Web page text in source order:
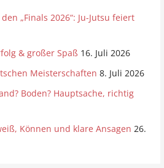
„Finals 2026“: Ju-Jutsu feiert
& großer Spaß 16. Juli 2026
Meisterschaften 8. Juli 2026
Boden? Hauptsache, richtig
Können und klare Ansagen 26.